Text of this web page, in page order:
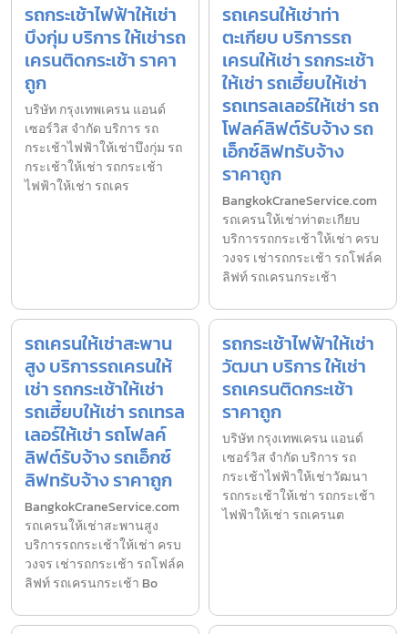
รถกระเช้าไฟฟ้าให้เช่า
บึงกุ่ม บริการ ให้เช่ารถ
เครนติดกระเช้า ราคา
ถูก
บริษัท กรุงเทพเครน แอนด์
เซอร์วิส จำกัด บริการ รถ
กระเช้าไฟฟ้าให้เช่าบึงกุ่ม รถ
กระเช้าให้เช่า รถกระเช้า
ไฟฟ้าให้เช่า รถเคร
รถเครนให้เช่าท่า
ตะเกียบ บริการรถ
เครนให้เช่า รถกระเช้า
ให้เช่า รถเฮี้ยบให้เช่า
รถเทรลเลอร์ให้เช่า รถ
โฟลค์ลิฟต์รับจ้าง รถ
เอ็กซ์ลิฟทรับจ้าง
ราคาถูก
BangkokCraneService.com
รถเครนให้เช่าท่าตะเกียบ
บริการรถกระเช้าให้เช่า ครบ
วงจร เช่ารถกระเช้า รถโฟล์ค
ลิฟท์ รถเครนกระเช้า
รถเครนให้เช่าสะพาน
สูง บริการรถเครนให้
เช่า รถกระเช้าให้เช่า
รถเฮี้ยบให้เช่า รถเทรล
เลอร์ให้เช่า รถโฟลค์
ลิฟต์รับจ้าง รถเอ็กซ์
ลิฟทรับจ้าง ราคาถูก
BangkokCraneService.com
รถเครนให้เช่าสะพานสูง
บริการรถกระเช้าให้เช่า ครบ
วงจร เช่ารถกระเช้า รถโฟล์ค
ลิฟท์ รถเครนกระเช้า Bo
รถกระเช้าไฟฟ้าให้เช่า
วัฒนา บริการ ให้เช่า
รถเครนติดกระเช้า
ราคาถูก
บริษัท กรุงเทพเครน แอนด์
เซอร์วิส จำกัด บริการ รถ
กระเช้าไฟฟ้าให้เช่าวัฒนา
รถกระเช้าให้เช่า รถกระเช้า
ไฟฟ้าให้เช่า รถเครนต